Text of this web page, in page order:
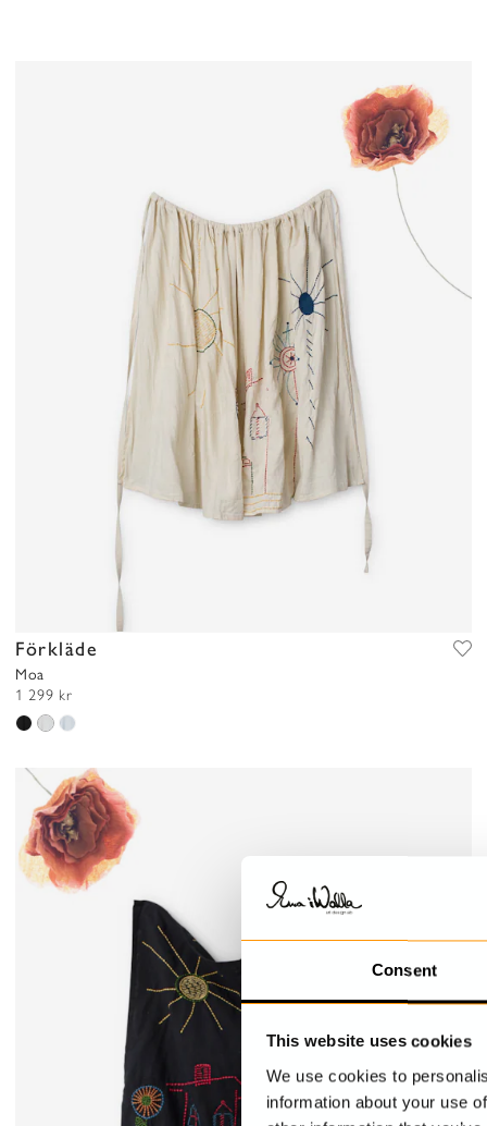
Consent
This website uses cookies
We use cookies to
information about your use
Förkläde
Moa
1 299 kr